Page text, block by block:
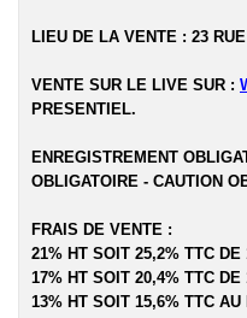
LIEU DE LA VENTE : 23
VENTE SUR LE LIVE SUR :
PRESENTIEL.
ENREGISTREMENT
OBLIGATOIRE - CAUTION
FRAIS DE VENTE :
21% HT SOIT 25,2% TTC DE
17% HT SOIT 20,4% TTC DE
13% HT SOIT 15,6% TTC AU